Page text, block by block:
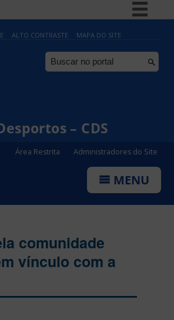
Simplifique!
Comunica BR
Participe
Canais
ALTO CONTRASTE MAPA DO SITE
– CDS
Área Restrita Administradores do Site
MENU
comunidade
vínculo com a